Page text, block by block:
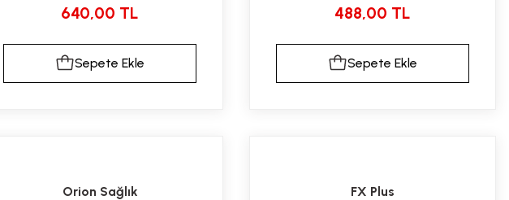
640,00 TL
Sepete Ekle
488,00 TL
Sepete Ekle
Orion Sağlık
FX Plus